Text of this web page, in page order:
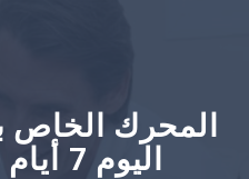
اليوم 7 أيام في الأسبوع!